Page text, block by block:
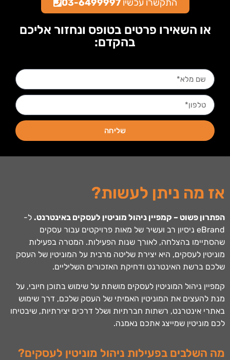
התקשרו עכשיו03-6499997
או השאירו פרטים בטופס ונחזור אליכם
בהקדם:
שליחה
אז מה ניתן לעשות?
הפתרון פשוט – קמפיין ניהול מוניטין לעסקים באינטרנט. ל-
eBrand ניסיון רב ועשיר של מאות פרויקטים עבור עסקים
שהסתיימו בהצלחה, לאורך שנות הפעילות. המטרה בפעילות
מוניטין לעסקים, היא יצירת שליטה מרבית על המוניטין של העסק
שלכם ברשת האינטרנט ודחיקת האזכורים השליליים.
קמפיין ניהול המוניטין לעסקים מושתת על שימוש בתוכן חיובי, על
מנת להעצים את המוניטין האמיתי של העסק שלכם, דרך שימוש
באתרי אינטרנט, רשתות חברתיות ושלל דרכים יצירתיות, שיבטיחו
לכם מוניטין שמייצג אתכם נאמנה.
מה השלבים בפעילות ניהול מוניטין לעסקים?